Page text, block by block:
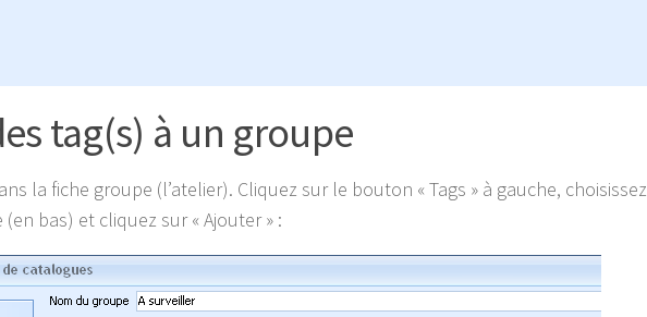
tag(s) à un groupe
la fiche groupe (l’atelier). Cliquez sur le bouton « Tags » à gauche, choisissez
bas) et cliquez sur « Ajouter » :